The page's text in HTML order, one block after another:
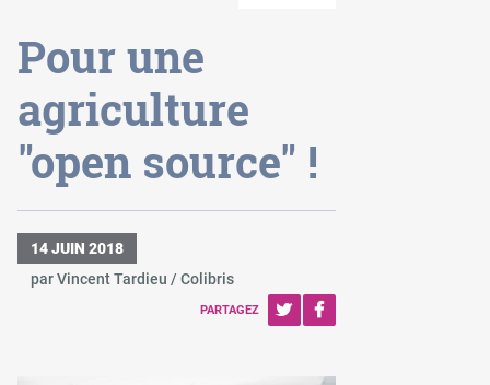
Pour une
agriculture
"open source" !
14 JUIN 2018
par Vincent Tardieu / Colibris
PARTAGEZ